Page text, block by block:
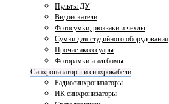
Пульты ДУ
Видоискатели
Фотосумки, рюкзаки и чехлы
Сумки для студийного оборудования
Прочие аксессуары
Фоторамки и альбомы
Синхронизаторы и синхрокабели
Радиосинхронизаторы
ИК синхронизаторы